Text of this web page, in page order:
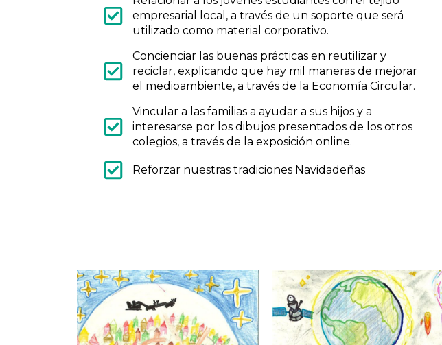
empresarial local, a través de un soporte que será
utilizado como material corporativo.
Concienciar las buenas prácticas en reutilizar y
reciclar, explicando que hay mil maneras de mejorar
el medioambiente, a través de la Economía Circular.
Vincular a las familias a ayudar a sus hijos y a
interesarse por los dibujos presentados de los otros
colegios, a través de la exposición online.
Reforzar nuestras tradiciones Navidadeñas